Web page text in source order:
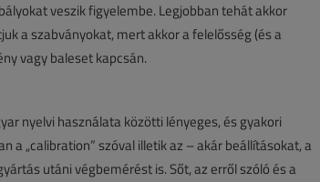
veszik figyelembe. Legjobban tehát akkor
a szabványokat, mert akkor a felelősség (és a
vagy baleset kapcsán.
nyelvi használata közötti lényeges, és gyakori
a „calibration” szóval illetik az – akár beállításokat, a
utáni végbemérést is. Sőt, az erről szóló és a